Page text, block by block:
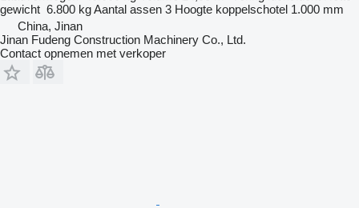
gewicht 6.800 kgAantal assen 3 Hoogte koppelschotel 1.000 mm
China, Jinan
Jinan Fudeng Construction Machinery Co., Ltd.
Contact opnemen met verkoper